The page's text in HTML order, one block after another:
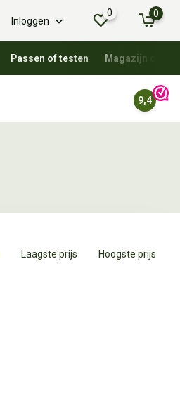
Inloggen
0 0
Passen of testen Magazijn
9,4
Laagste prijs Hoogste prijs